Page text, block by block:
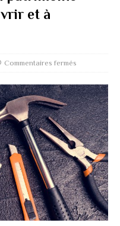
et à
Commentaires fermés